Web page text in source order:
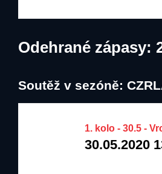
Odehrané zápasy:
Soutěž v sezóně:
1. kolo - 30.5 -
30.05.2020